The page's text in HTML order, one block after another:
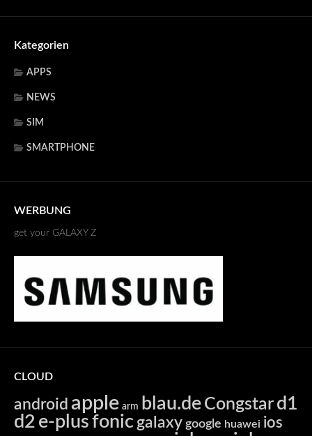
Kategorien
APPS
NEWS
SIM
SMARTPHONE
WERBUNG
get your GALAXY Z
CLOUD
android apple arm blau.de Congstar d1
d2 e-plusfonic galaxy google huawei ios